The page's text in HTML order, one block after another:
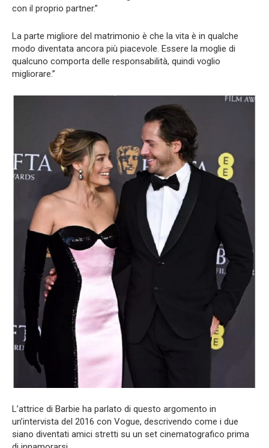
con il proprio partner.”
La parte migliore del matrimonio è che la vita è in qualche
modo diventata ancora più piacevole. Essere la moglie di
qualcuno comporta delle responsabilità, quindi voglio
migliorare.”
L’attrice di Barbie ha parlato di questo argomento in
un’intervista del 2016 con Vogue, descrivendo come i due
siano diventati amici stretti su un set cinematografico prima